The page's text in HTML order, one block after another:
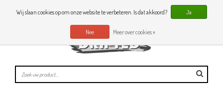
0 Artikelen
NL
Wij slaan cookies op om onze website te verbeteren. Is dat akkoord? Ja
Nee Meer over cookies »